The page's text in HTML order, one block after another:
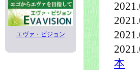
エヴァ・ビジョン
本